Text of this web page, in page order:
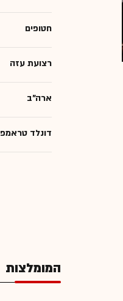
חטופים
רצועת עזה
ארה"ב
דונלד טראמפ
המומלצות